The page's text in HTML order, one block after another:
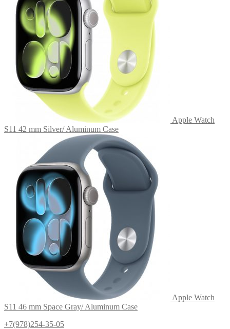
Apple Watch
S11 42 mm Silver/ Aluminum Case
Apple Watch
S11 46 mm Space Gray/ Aluminum Case
+7(978)254-35-05